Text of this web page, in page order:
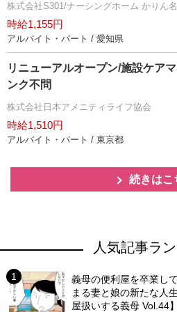
株式会社S301/ナーシングホーム かりん
時給1,155円
アルバイト・パート / 愛知県
リニューアルオープン/施設ケア
ンク不問
株式会社日本アメニティライフ協会
時給1,510円
アルバイト・パート / 東京都
続きはこ
人気記事ラ
義母の便利屋を卒業し
まる妻と娘の新たな人
屋扱いする義母 Vol.44】